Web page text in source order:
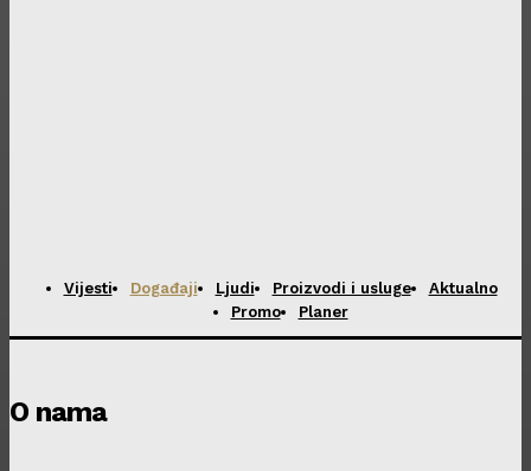
Vijesti Događaji Ljudi Proizvodi i usluge
Aktualno
Promo
Planer
O nama